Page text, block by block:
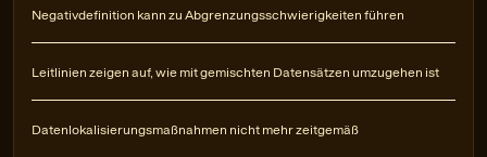
Negativdefinition kann zu Abgrenzungsschwierigkeiten führen
Leitlinien zeigen auf, wie mit gemischten Datensätzen umzugehen ist
Datenlokalisierungsmaßnahmen nicht mehr zeitgemäß